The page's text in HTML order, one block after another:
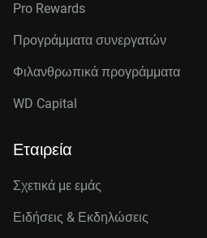
Pro Rewards
Προγράμματα συνεργατών
Φιλανθρωπικά προγράμματα
WD Capital
Εταιρεία
Σχετικά με εμάς
Ειδήσεις & Εκδηλώσεις